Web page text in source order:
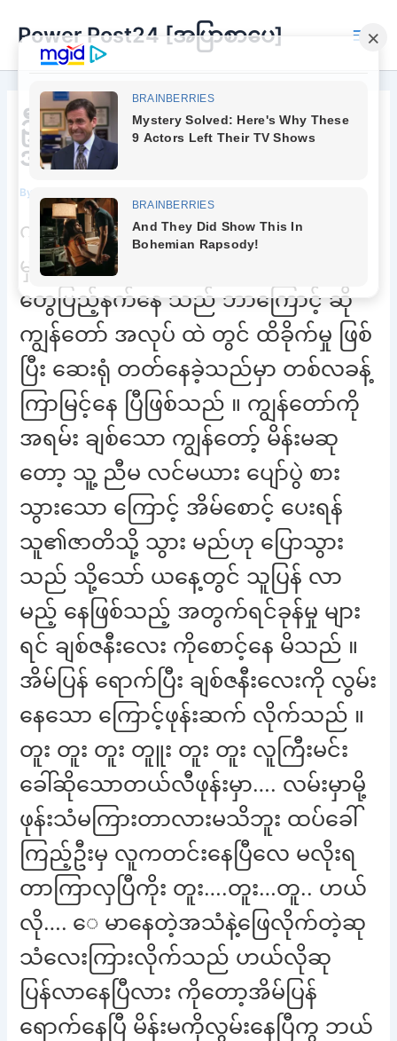
content
Power Post24 [အပြာစာပေ]
Main
ဦးတို့စိတ်တိုင်းကျ ကျေနပ်ဖို့က
အဓိကပါပဲရှင်
By
ကျွန်တော် ဆေးရုံ က အိမ် အပြန် လမ်း
မှာကျွန်တော် ရင်ထဲမှာ ပျော်ရွှင်ခြင်း
တွေပြည့်နက်နေ သည် ဘာကြောင့် ဆို
ကျွန်တော် အလုပ် ထဲ တွင် ထိခိုက်မှု ဖြစ်
ပြီး ဆေးရုံ တတ်နေခဲ့သည်မှာ တစ်လခန့်
ကြာမြင့်နေ ပြီဖြစ်သည် ။ ကျွန်တော်ကို
အရမ်း ချစ်သော ကျွန်တော့် မိန်းမဆု
တော့ သူ့ ညီမ လင်မယား ပျော်ပွဲ စား
သွားသော ကြောင့် အိမ်စောင့် ပေးရန်
သူ၏ဇာတိသို့ သွား မည်ဟု ပြောသွား
သည် သို့သော် ယနေ့တွင် သူပြန် လာ
မည့် နေဖြစ်သည့် အတွက်ရင်ခုန်မှု များ
ရင် ချစ်ဇနီးလေး ကိုစောင့်နေ မိသည် ။
အိမ်ပြန် ရောက်ပြီး ချစ်ဇနီးလေးကို လွမ်း
နေသော ကြောင့်ဖုန်းဆက် လိုက်သည် ။
တူး တူး တူး တူူး တူး တူး လူကြီးမင်း
ခေါ်ဆိုသောတယ်လီဖုန်းမှာ…. လမ်းမှာမို့
ဖုန်းသံမကြားတာလားမသိဘူး ထပ်ခေါ်
ကြည့်ဦးမှ လူကတင်းနေပြီလေ မလိုးရ
တာကြာလှပြီကိုး တူး….တူး…တူ.. ဟယ်
လို…. ေ မာနေတဲ့အသံနဲ့ဖြေလိုက်တဲ့ဆု
သံလေးကြားလိုက်သည် ဟယ်လိုဆု
ပြန်လာနေပြီလား ကိုတော့အိမ်ပြန်
ရောက်နေပြီ မိန်းမကိုလွမ်းနေပြီကွ ဘယ်